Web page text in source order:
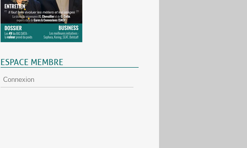
ESPACE MEMBRE
Connexion